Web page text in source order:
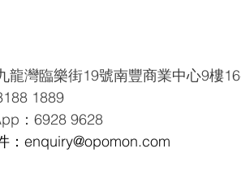
龍灣臨樂街19號南豐商業中心9樓
1889
：6928 9628
：enquiry@opomon.com